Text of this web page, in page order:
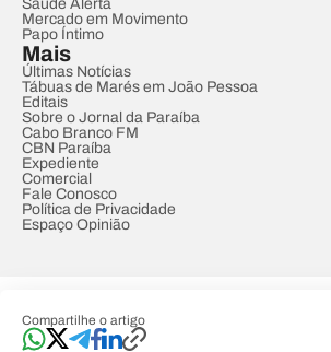
Compartilhe o artigo
Saúde Alerta
Mercado em Movimento
Papo Íntimo
Mais
Últimas Notícias
Tábuas de Marés em João Pessoa
Editais
Sobre o Jornal da Paraíba
Cabo Branco FM
CBN Paraíba
Expediente
Comercial
Fale Conosco
Política de Privacidade
Espaço Opinião
Developed by Designed by